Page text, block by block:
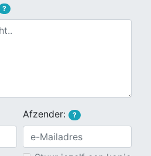
?
Afzender: ?